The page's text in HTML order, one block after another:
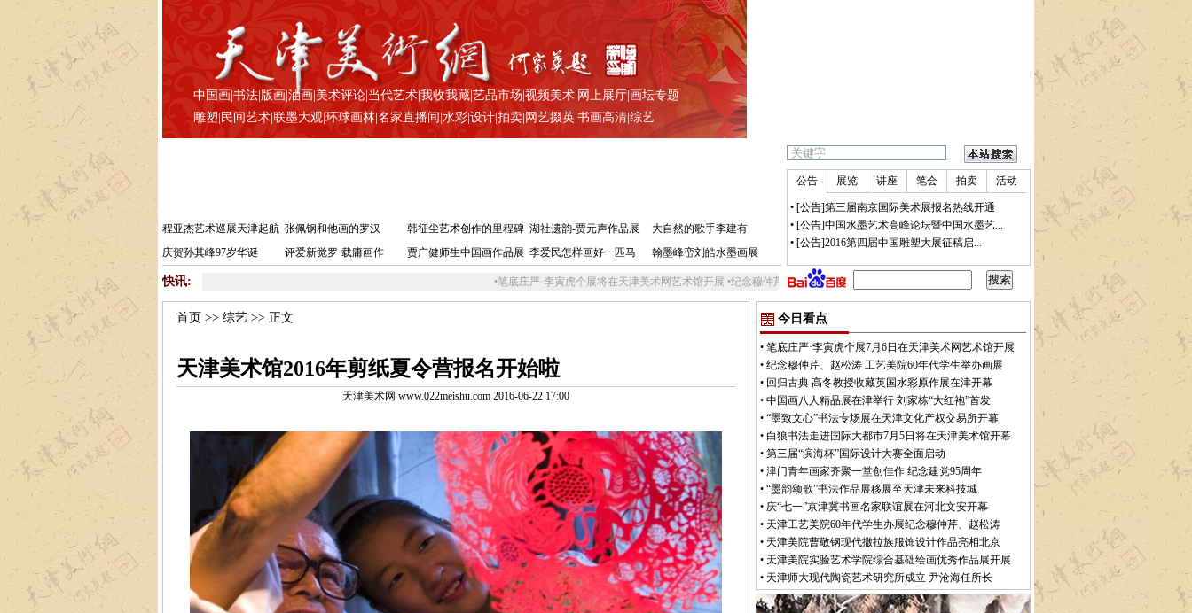
中国画 书法| 版画 油画 |美术评论| 当代艺术| 我收我藏| 艺品市场 视频美术| 网上展厅| 画坛专题
雕塑 民间艺术| 联墨大观| 环球画林| 名家直播间 水彩| 设计| 拍卖| 网艺掇英| 书画高清| 综艺
程亚杰艺术巡展天津起航 张佩钢和他画的罗汉 韩征尘艺术创作的里程碑 湖社遗韵-贾元声作品展
大自然的歌手李建有
庆贺孙其峰97岁华诞
评爱新觉罗·载庸画作 贾广健师生中国画作品展 李爱民怎样画好一匹马 翰墨峰峦刘皓水墨画展
快讯: 笔底庄严·李寅虎个展将在天津美术网艺术馆开展•纪念穆仲芹、赵松涛 工艺美院60年代学生举办画展 砚田秋耕：2016郎绍君、徐如黛伉俪书画小品展举办
公告 展览 讲座 笔会 拍卖 活动
• [公告]第三届南京国际美术展报名热线开通
• [公告]中国水墨艺术高峰论坛暨中国水墨艺...
• [公告]2016第四届中国雕塑大展征稿启...
首页 >> 综艺>> 正文
天津美术馆2016年剪纸夏令营报名开始啦
天津美术网 www.022meishu.com 2016-06-22 17:00
今日看点
• 笔底庄严·李寅虎个展7月6日在天津美术网艺术馆开展
• 纪念穆仲芹、赵松涛 工艺美院60年代学生举办画展
• 回归古典 高冬教授收藏英国水彩原作展在津开幕
• 中国画八人精品展在津举行 刘家栋“大红袍”首发
• “墨致文心”书法专场展在天津文化产权交易所开幕
• 白狼书法走进国际大都市7月5日将在天津美术馆开幕
• 第三届“滨海杯”国际设计大赛全面启动
• 津门青年画家齐聚一堂创佳作 纪念建党95周年
• “墨韵颂歌”书法作品展移展至天津未来科技城
• 庆“七一”京津冀书画名家联谊展在河北文安开幕
• 天津工艺美院60年代学生办展纪念穆仲芹、赵松涛
• 天津美院曹敬钢现代撒拉族服饰设计作品亮相北京
• 天津美院实验艺术学院综合基础绘画优秀作品展开展
• 天津师大现代陶瓷艺术研究所成立 尹沧海任所长